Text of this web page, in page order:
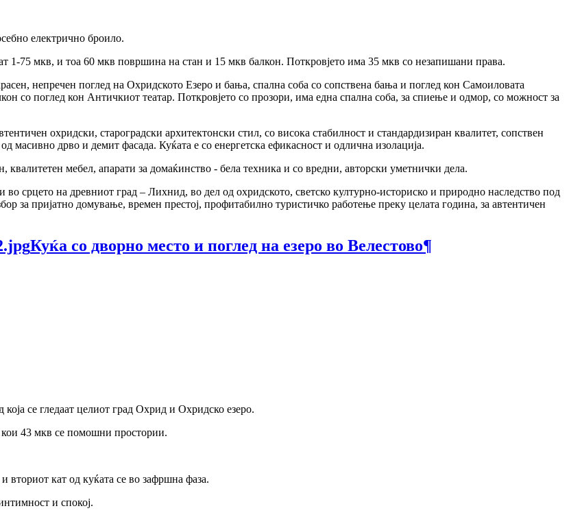
електрично броило.
1-75 мкв, и тоа 60 мкв површина на стан и 15 мкв балкон. Поткровјето има 35 мкв со незапишани права.
непречен поглед на Охридското Езеро и бања, спална соба со сопствена бања и поглед кон Самоиловата
со поглед кон Античкиот театар. Поткровјето со прозори, има една спална соба, за спиење и одмор, со можност за
охридски, староградски архитектонски стил, со висока стабилност и стандардизиран квалитет, сопствен
масивно дрво и демит фасада. Куќата е со енергетска ефикасност и одлична изолација.
квалитетен мебел, апарати за домаќинство - бела техника и со вредни, авторски уметнички дела.
срцето на древниот град – Лихнид, во дел од охридското, светско културно-историско и природно наследство под
за пријатно домување, времен престој, профитабилно туристичко работење преку целата година, за автентичен
Куќа со дворно место и поглед на езеро во Велестово¶
се гледаат целиот град Охрид и Охридско езеро.
43 мкв се помошни простории.
вториот кат од куќата се во зафршна фаза.
и спокој.